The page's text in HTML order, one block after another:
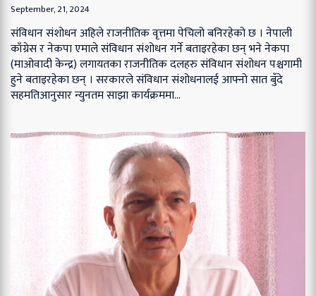
September, 21, 2024
संविधान संशोधन अहिले राजनीतिक वृत्तमा पेचिलो बनिरहेको छ । नेपाली
काँग्रेस र नेकपा एमाले संविधान संशोधन गर्ने बताइरहेका छन् भने नेकपा
(माओवादी केन्द्र) लगायतका राजनीतिक दलहरु संविधान संशोधन पश्चगामी
हुने बताइरहेका छन् । सरकारले संविधान संशोधनालई आफ्नो सात बुँदे
सहमतिआनुसार न्युनतम साझा कार्यक्रममा...